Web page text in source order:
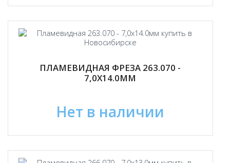
ПЛАМЕВИДНАЯ ФРЕЗА 263.070 -
7,0Х14.0ММ
Нет в наличии